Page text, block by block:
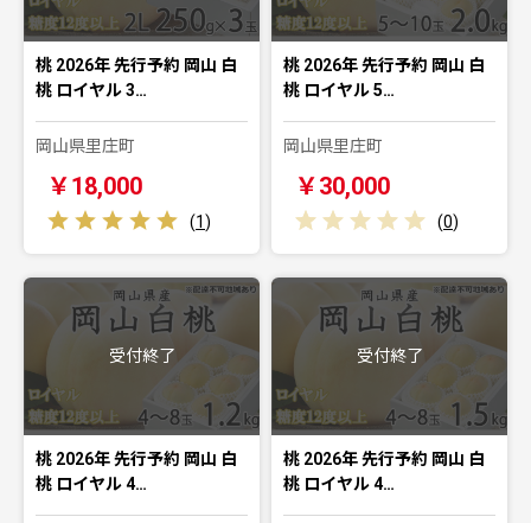
桃 2026年 先行予約 岡山 白
桃 ロイヤル 3…
岡山県里庄町
￥18,000
(1)
桃 2026年 先行予約 岡山 白
桃 ロイヤル 5…
岡山県里庄町
￥30,000
(0)
受付終了
桃 2026年 先行予約 岡山 白
桃 ロイヤル 4…
受付終了
桃 2026年 先行予約 岡山 白
桃 ロイヤル 4…